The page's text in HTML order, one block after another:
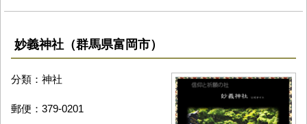
妙義神社（群馬県富岡市）
分類：神社
郵便：379-0201